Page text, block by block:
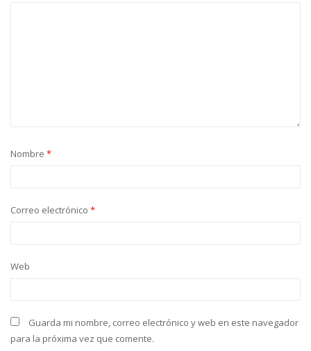
Nombre *
Correo electrónico *
Web
Guarda mi nombre, correo electrónico y web en este navegador
para la próxima vez que comente.